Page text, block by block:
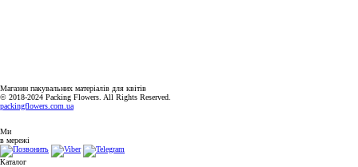
Магазин пакувальних матеріалів для квітів
© 2018-2024 Packing Flowers. All Rights Reserved.
packingflowers.com.ua
Ми
в мережі
Каталог